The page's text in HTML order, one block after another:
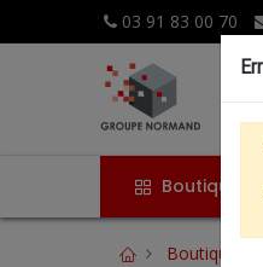
03 91 83 00 70
Boutique
Boutique